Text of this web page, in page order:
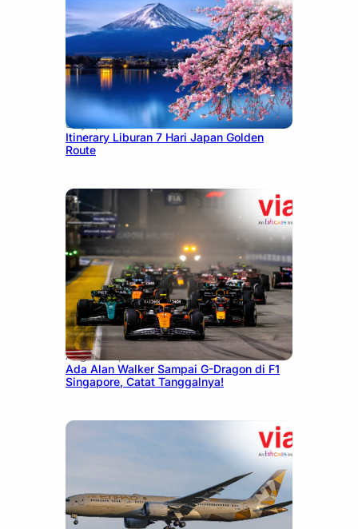
July 7, 2026
Itinerary Liburan 7 Hari Japan Golden
Route
August 13, 2025
Ada Alan Walker Sampai G-Dragon di F1
Singapore, Catat Tanggalnya!